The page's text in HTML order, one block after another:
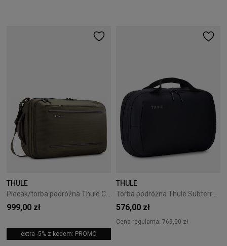
THULE
999,00 zł
extra -5% z kodem: PROMO
THULE
576,00 zł
Cena regularna: 769,00 zł